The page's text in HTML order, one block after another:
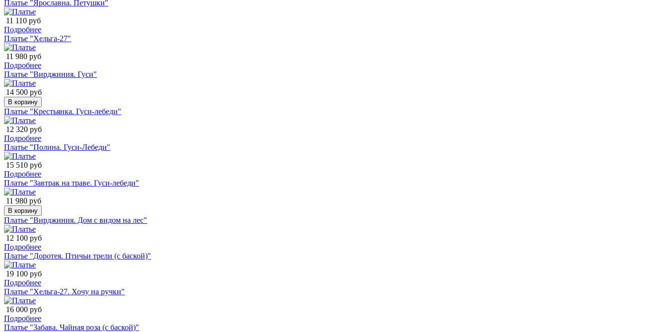
Платье "Ярославна. Петушки"
11 110 руб
Подробнее
Платье "Хельга-27"
11 980 руб
Подробнее
Платье "Вирджиния. Гуси"
14 500 руб
В корзину
Платье "Крестьянка. Гуси-лебеди"
12 320 руб
Подробнее
Платье "Полина. Гуси-Лебеди"
15 510 руб
Подробнее
Платье "Завтрак на траве. Гуси-лебеди"
11 980 руб
В корзину
Платье "Вирджиния. Дом с видом на лес"
12 100 руб
Подробнее
Платье "Доротея. Птичьи трели (с баской)"
19 100 руб
Подробнее
Платье "Хельга-27. Хочу на ручки"
16 000 руб
Подробнее
Платье "Забава. Чайная роза (с баской)"